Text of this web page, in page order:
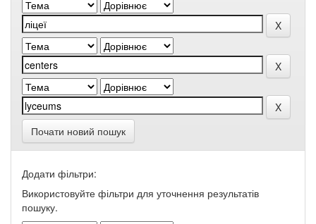
Почати новий пошук
Додати фільтри:
Використовуйте фільтри для уточнення результатів
пошуку.